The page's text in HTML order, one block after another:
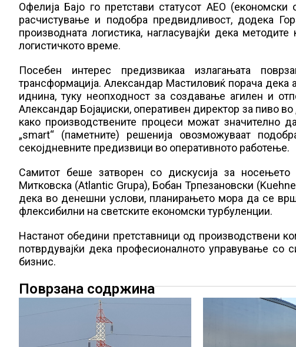
Офелија Бајо го претстави статусот АЕО
расчистување и подобра предвидливост, додека
производната логистика, нагласувајќи дека
логистичкото време.
Посебен интерес предизвикаа излагањата
трансформација. Александар Мастиловиќ порача дека
иднина, туку неопходност за создавање агилен и
Александар Бојаџиски, оперативен директор за пиво
како производствените процеси можат значително
„smart“ (паметните) решенија овозможуваат
секојдневните предизвици во оперативното работење.
Самитот беше затворен со дискусија за
Митковска (Atlantic Grupa), Бобан Трпезановски
дека во денешни услови, планирањето мора да се
флексибилни на светските економски турбуленции.
Настанот обедини претставници од производствени
потврдувајќи дека професионалното управување со
бизнис.
Поврзана содржина